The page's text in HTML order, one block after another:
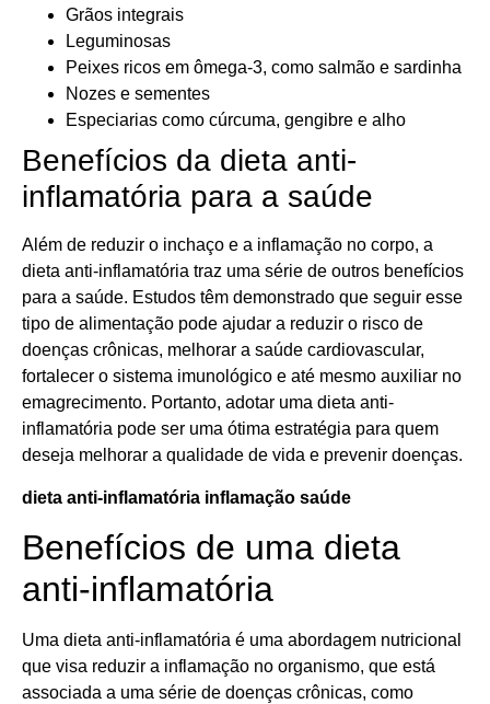
Grãos integrais
Leguminosas
Peixes ricos em ômega-3, como salmão e sardinha
Nozes e sementes
Especiarias como cúrcuma, gengibre e alho
Benefícios da dieta anti-
inflamatória para a saúde
Além de reduzir o inchaço e a inflamação no corpo, a
dieta anti-inflamatória traz uma série de outros benefícios
para a saúde. Estudos têm demonstrado que seguir esse
tipo de alimentação pode ajudar a reduzir o risco de
doenças crônicas, melhorar a saúde cardiovascular,
fortalecer o sistema imunológico e até mesmo auxiliar no
emagrecimento. Portanto, adotar uma dieta anti-
inflamatória pode ser uma ótima estratégia para quem
deseja melhorar a qualidade de vida e prevenir doenças.
dieta anti-inflamatória inflamação saúde
Benefícios de uma dieta
anti-inflamatória
Uma dieta anti-inflamatória é uma abordagem nutricional
que visa reduzir a inflamação no organismo, que está
associada a uma série de doenças crônicas, como